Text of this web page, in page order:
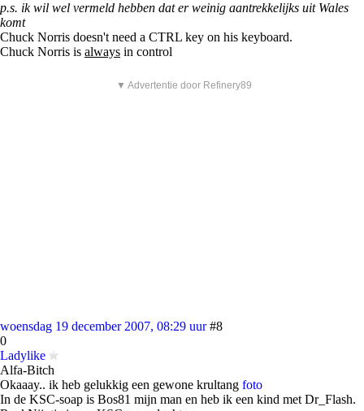
p.s. ik wil wel vermeld hebben dat er weinig aantrekkelijks uit Wales
komt
Chuck Norris doesn't need a CTRL key on his keyboard.
Chuck Norris is always in control
▼ Advertentie door Refinery89
woensdag 19 december 2007, 08:29 uur #8
0
Ladylike
Alfa-Bitch
Okaaay.. ik heb gelukkig een gewone krultang foto
In de KSC-soap is Bos81 mijn man en heb ik een kind met Dr_Flash.